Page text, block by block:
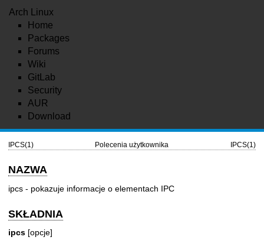
Arch Linux
Home
Packages
Forums
Wiki
GitLab
Security
AUR
Download
IPCS(1) Polecenia użytkownika IPCS(1)
NAZWA
ipcs - pokazuje informacje o elementach IPC
SKŁADNIA
ipcs [opcje]